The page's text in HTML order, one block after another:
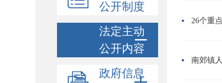
公开制度
法定主动
公开内容
政府信息
26个重
南郊镇